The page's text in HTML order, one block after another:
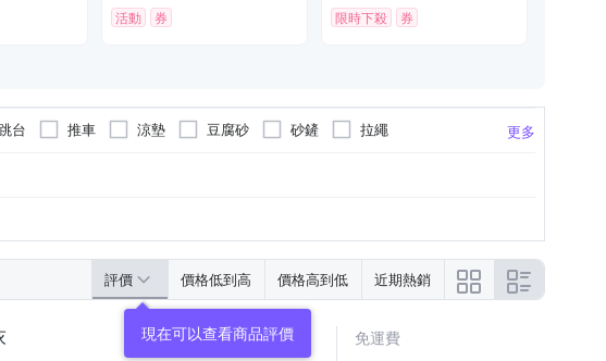
活動 券 限時下殺 券
更多
台 推車 涼墊 豆腐砂 砂鏟
拉繩
評價 價格低到高 價格高到低 近期熱銷
免運費